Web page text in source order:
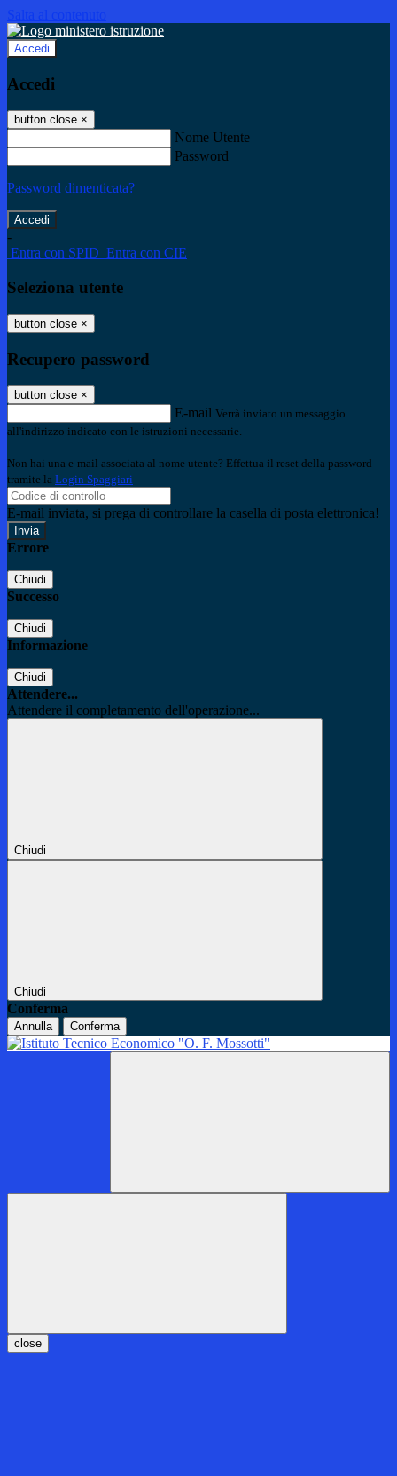
Salta al contenuto
Accedi
Accedi
button close ×
Nome Utente
Password
Password dimenticata?
-
Entra con SPID Entra con CIE
Seleziona utente
button close ×
Recupero password
button close ×
E-mail Verrà inviato un messaggio
all'indirizzo indicato con le istruzioni necessarie.
Non hai una e-mail associata al nome utente? Effettua il reset della password
tramite la Login Spaggiari
E-mail inviata, si prega di controllare la casella di posta elettronica!
Errore
Chiudi
Successo
Chiudi
Informazione
Chiudi
Attendere...
Attendere il completamento dell'operazione...
Chiudi
Chiudi
Conferma
Annulla Conferma
close